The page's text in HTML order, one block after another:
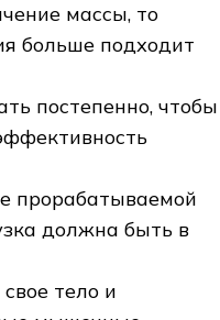
массы, то
больше подходит
постепенно, чтобы
прорабатываемой
должна быть в
тело и